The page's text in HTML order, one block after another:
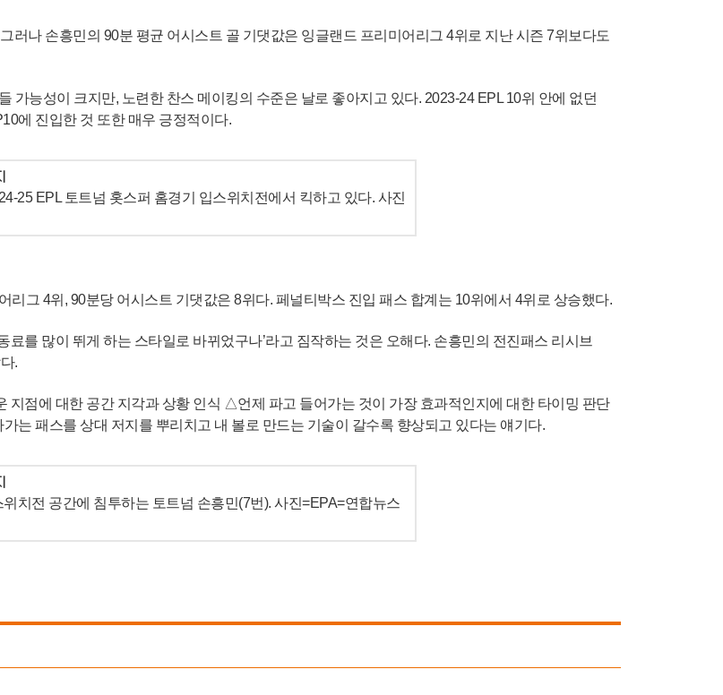
러나 손흥민의 90분 평균 어시스트 골 기댓값은 잉글랜드 프리미어리그 4위로 지난 시즌 7위보다도
가능성이 크지만, 노련한 찬스 메이킹의 수준은 날로 좋아지고 있다. 2023-24 EPL 10위 안에 없던
에 진입한 것 또한 매우 긍정적이다.
25 EPL 토트넘 홋스퍼 홈경기 입스위치전에서 킥하고 있다. 사진
그 4위, 90분당 어시스트 기댓값은 8위다. 페널티박스 진입 패스 합계는 10위에서 4위로 상승했다.
를 많이 뛰게 하는 스타일로 바뀌었구나’라고 짐작하는 것은 오해다. 손흥민의 전진패스 리시브
.
점에 대한 공간 지각과 상황 인식 △언제 파고 들어가는 것이 가장 효과적인지에 대한 타이밍 판단
는 패스를 상대 저지를 뿌리치고 내 볼로 만드는 기술이 갈수록 향상되고 있다는 얘기다.
위치전 공간에 침투하는 토트넘 손흥민(7번). 사진=EPA=연합뉴스